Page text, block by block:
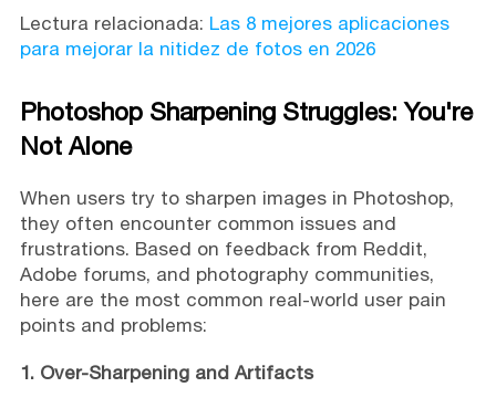
Lectura relacionada: Las 8 mejores aplicaciones
para mejorar la nitidez de fotos en 2026
Photoshop Sharpening Struggles: You're
Not Alone
When users try to sharpen images in Photoshop,
they often encounter common issues and
frustrations. Based on feedback from Reddit,
Adobe forums, and photography communities,
here are the most common real-world user pain
points and problems:
1. Over-Sharpening and Artifacts